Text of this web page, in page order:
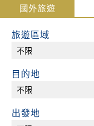
國外旅遊
旅遊區域
目的地
出發地